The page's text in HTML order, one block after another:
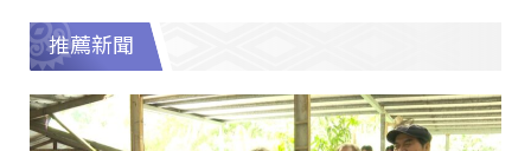
推薦新聞